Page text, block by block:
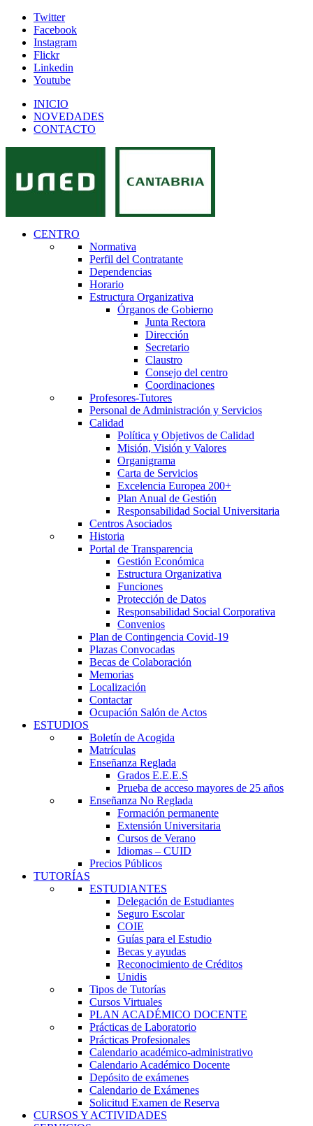
Twitter
Facebook
Instagram
Flickr
Linkedin
Youtube
INICIO
NOVEDADES
CONTACTO
CENTRO
Normativa
Perfil del Contratante
Dependencias
Horario
Estructura Organizativa
Órganos de Gobierno
Junta Rectora
Dirección
Secretario
Claustro
Consejo del centro
Coordinaciones
Profesores-Tutores
Personal de Administración y Servicios
Calidad
Política y Objetivos de Calidad
Misión, Visión y Valores
Organigrama
Carta de Servicios
Excelencia Europea 200+
Plan Anual de Gestión
Responsabilidad Social Universitaria
Centros Asociados
Historia
Portal de Transparencia
Gestión Económica
Estructura Organizativa
Funciones
Protección de Datos
Responsabilidad Social Corporativa
Convenios
Plan de Contingencia Covid-19
Plazas Convocadas
Becas de Colaboración
Memorias
Localización
Contactar
Ocupación Salón de Actos
ESTUDIOS
Boletín de Acogida
Matrículas
Enseñanza Reglada
Grados E.E.E.S
Prueba de acceso mayores de 25 años
Enseñanza No Reglada
Formación permanente
Extensión Universitaria
Cursos de Verano
Idiomas – CUID
Precios Públicos
TUTORÍAS
ESTUDIANTES
Delegación de Estudiantes
Seguro Escolar
COIE
Guías para el Estudio
Becas y ayudas
Reconocimiento de Créditos
Unidis
Tipos de Tutorías
Cursos Virtuales
PLAN ACADÉMICO DOCENTE
Prácticas de Laboratorio
Prácticas Profesionales
Calendario académico-administrativo
Calendario Académico Docente
Depósito de exámenes
Calendario de Exámenes
Solicitud Examen de Reserva
CURSOS Y ACTIVIDADES